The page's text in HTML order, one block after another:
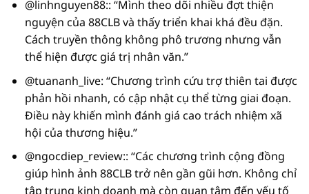
@linhnguyen88:: “Mình theo dõi nhiều đợt thiện
nguyện của 88CLB và thấy triển khai khá đều đặn.
Cách truyền thông không phô trương nhưng vẫn
thể hiện được giá trị nhân văn.”
@tuananh_live: “Chương trình cứu trợ thiên tai được
phản hồi nhanh, có cập nhật cụ thể từng giai đoạn.
Điều này khiến mình đánh giá cao trách nhiệm xã
hội của thương hiệu.”
@ngocdiep_review:: “Các chương trình cộng đồng
giúp hình ảnh 88CLB trở nên gần gũi hơn. Không chỉ
tập trung kinh doanh mà còn quan tâm đến yếu tố